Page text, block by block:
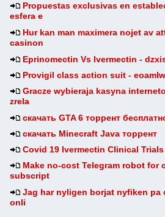
Propuestas exclusivas en
esfera e
Hur kan man maximera nojet av
casinon
Eprinomectin Vs Ivermectin -
Provigil class action suit -
Gracze wybieraja kasyna
zrela
скачать GTA 6 торрент
скачать Minecraft Java торрент
Covid 19 Ivermectin Clinical
Make no-cost Telegram robot for
subscript
Jag har nyligen borjat nyfiken pa
onli